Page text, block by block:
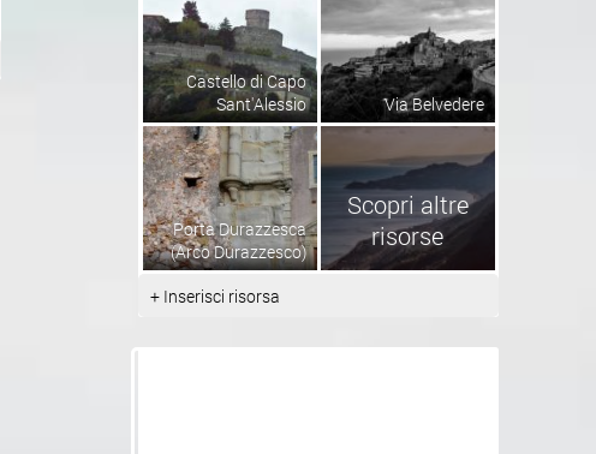
Castello di Capo
Sant'Alessio
Via Belvedere
Porta Durazzesca
(Arco Durazzesco)
Scopri altre
risorse
+ Inserisci risorsa